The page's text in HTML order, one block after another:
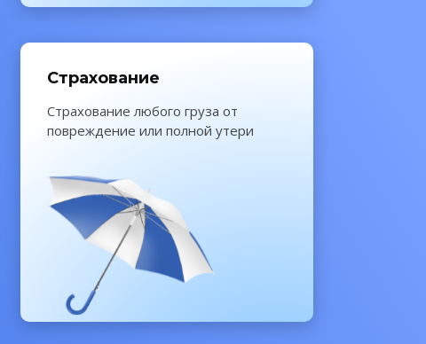
Страхование
Cтрахование любого груза от
повреждение или полной утери